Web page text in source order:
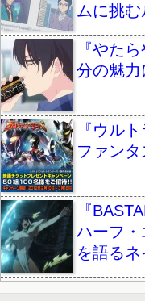
ムに挑
『やた
分の魅力
『ウル
ファン
『
ハーフ・
を語るネ